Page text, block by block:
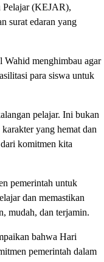
Pelajar (KEJAR),
surat edaran yang
menghimbau agar
para siswa untuk
pelajar. Ini bukan
yang hemat dan
komitmen kita
pemerintah untuk
dan memastikan
mudah, dan terjamin.
bahwa Hari
pemerintah dalam